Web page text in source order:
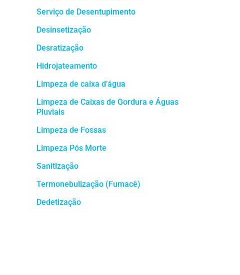
Serviço de Desentupimento
Desinsetização
Desratização
Hidrojateamento
Limpeza de caixa d’água
Limpeza de Caixas de Gordura e Águas
Pluviais
Limpeza de Fossas
Limpeza Pós Morte
Sanitização
Termonebulização (Fumacê)
Dedetização